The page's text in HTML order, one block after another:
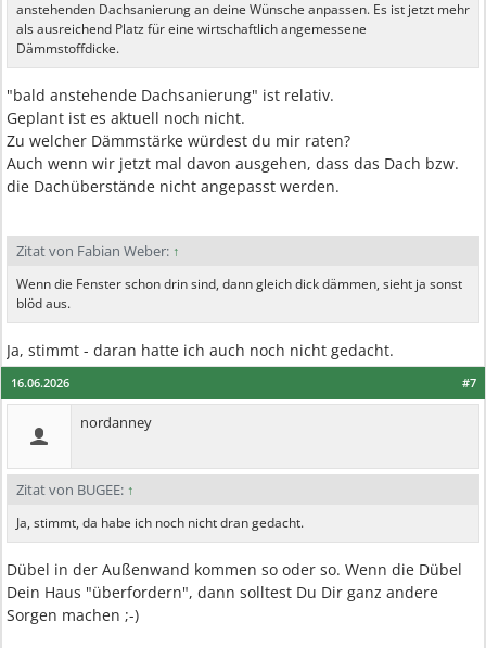
anstehenden Dachsanierung an deine Wünsche anpassen. Es ist jetzt mehr
als ausreichend Platz für eine wirtschaftlich angemessene
Dämmstoffdicke.
"bald anstehende Dachsanierung" ist relativ.
Geplant ist es aktuell noch nicht.
Zu welcher Dämmstärke würdest du mir raten?
Auch wenn wir jetzt mal davon ausgehen, dass das Dach bzw.
die Dachüberstände nicht angepasst werden.
Zitat von Fabian Weber: ↑
Wenn die Fenster schon drin sind, dann gleich dick dämmen, sieht ja sonst
blöd aus.
Ja, stimmt - daran hatte ich auch noch nicht gedacht.
#7
16.06.2026
nordanney
Zitat von BUGEE: ↑
Ja, stimmt, da habe ich noch nicht dran gedacht.
Dübel in der Außenwand kommen so oder so. Wenn die Dübel
Dein Haus "überfordern", dann solltest Du Dir ganz andere
Sorgen machen ;-)